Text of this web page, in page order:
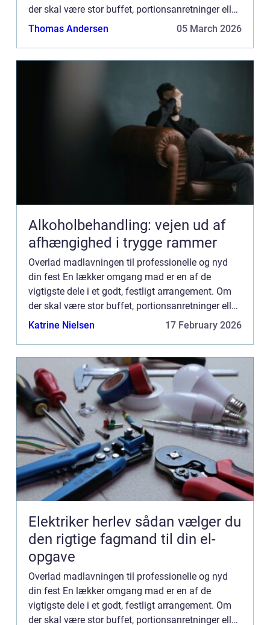
der skal være stor buffet, portionsanretninger eller
let tapas, varierer fra arrangement til arran...
Thomas Andersen 05 March 2026
Alkoholbehandling: vejen ud af
afhængighed i trygge rammer
Overlad madlavningen til professionelle og nyd
din fest En lækker omgang mad er en af de
vigtigste dele i et godt, festligt arrangement. Om
der skal være stor buffet, portionsanretninger eller
let tapas, varierer fra arrangement til arran...
Katrine Nielsen 17 February 2026
Elektriker herlev sådan vælger du
den rigtige fagmand til din el-
opgave
Overlad madlavningen til professionelle og nyd
din fest En lækker omgang mad er en af de
vigtigste dele i et godt, festligt arrangement. Om
der skal være stor buffet, portionsanretninger eller